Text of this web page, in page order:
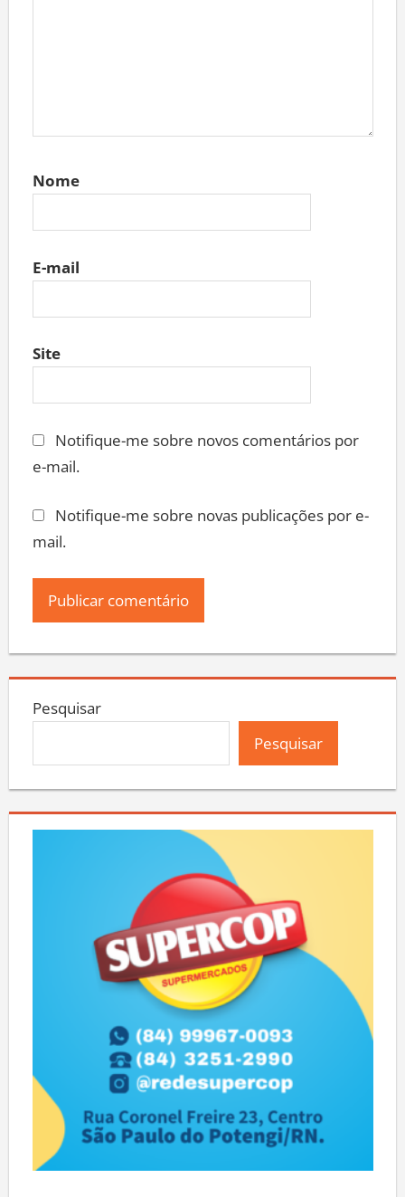
Nome
E-mail
Site
Notifique-me sobre novos comentários por
e-mail.
Notifique-me sobre novas publicações por e-
mail.
Pesquisar
Pesquisar